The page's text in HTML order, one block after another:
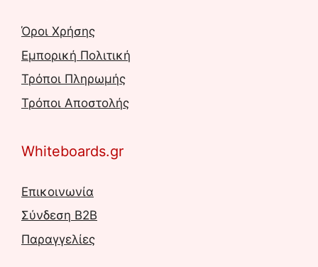
Όροι Χρήσης
Εμπορική Πολιτική
Τρόποι Πληρωμής
Τρόποι Αποστολής
Whiteboards.gr
Επικοινωνία
Σύνδεση B2B
Παραγγελίες